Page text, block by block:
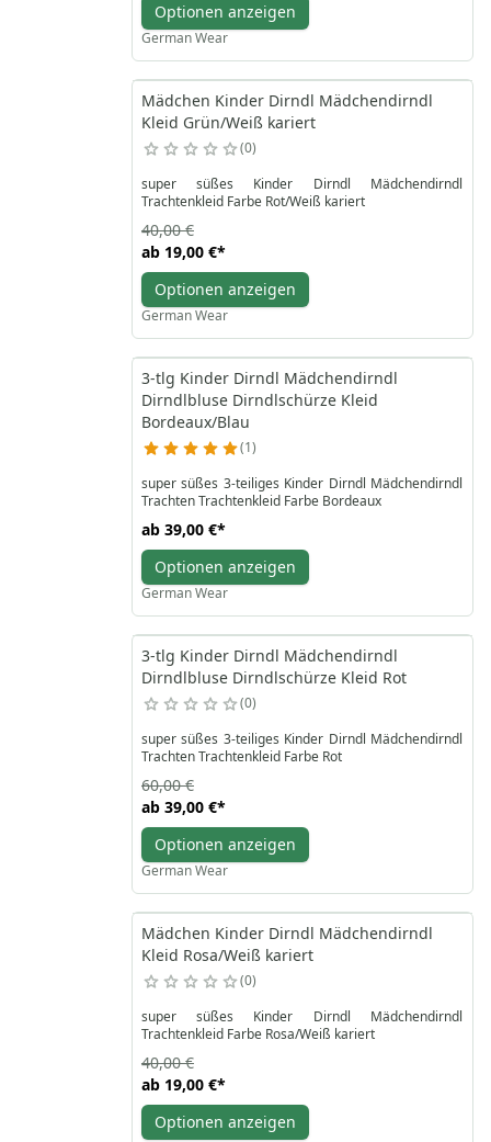
Optionen anzeigen
German Wear
Mädchen Kinder Dirndl Mädchendirndl
Kleid Grün/Weiß kariert
0
super süßes Kinder Dirndl Mädchendirndl
Trachtenkleid Farbe Rot/Weiß kariert
ab 19,00 €*
40,00 €
Optionen anzeigen
German Wear
3-tlg Kinder Dirndl Mädchendirndl
Dirndlbluse Dirndlschürze Kleid
Bordeaux/Blau
1
super süßes 3-teiliges Kinder Dirndl Mädchendirndl
Trachten Trachtenkleid Farbe Bordeaux
ab 39,00 €*
Optionen anzeigen
German Wear
3-tlg Kinder Dirndl Mädchendirndl
Dirndlbluse Dirndlschürze Kleid Rot
0
super süßes 3-teiliges Kinder Dirndl Mädchendirndl
Trachten Trachtenkleid Farbe Rot
ab 39,00 €*
60,00 €
Optionen anzeigen
German Wear
Mädchen Kinder Dirndl Mädchendirndl
Kleid Rosa/Weiß kariert
0
super süßes Kinder Dirndl Mädchendirndl
Trachtenkleid Farbe Rosa/Weiß kariert
ab 19,00 €*
40,00 €
Optionen anzeigen